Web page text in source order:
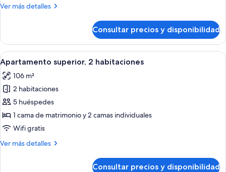
habitaciones,
la
piscina
Ver más detalles
Más
estándar,
habitaciones,
vistas
a
la
piscina
Consultar precios y disponibilidad
Abrir
todas
las
fotos
de
Apartamento
superior,
habitaciones
Habitación de hotel con una cama
7
Apartamento superior, 2 habitaciones
106 m²
2 habitaciones
5 huéspedes
1 cama de matrimonio y 2 camas individuales
Wifi gratis
Ver más detalles
Más
Consultar precios y disponibilidad